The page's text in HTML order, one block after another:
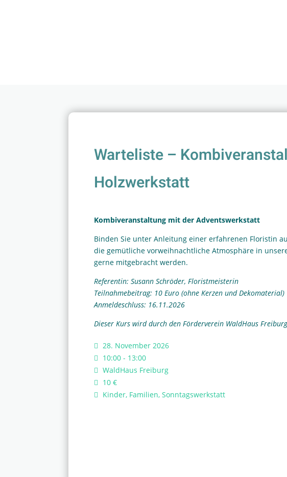
Warteliste –
Holzwerkstatt
Kombiveranstaltung mit der Adventswerkstatt
Binden Sie unter Anleitung einer erfahrenen Floristin
die gemütliche vorweihnachtliche Atmosphäre in
gerne mitgebracht werden.
Referentin: Susann Schröder, Floristmeisterin
Teilnahmebeitrag: 10 Euro (ohne Kerzen und Dekomaterial)
Anmeldeschluss: 16.11.2026
Dieser Kurs wird durch den Förderverein WaldHaus
28. November 2026
10:00 - 13:00
WaldHaus Freiburg
10 €
Kinder, Familien, Sonntagswerkstatt